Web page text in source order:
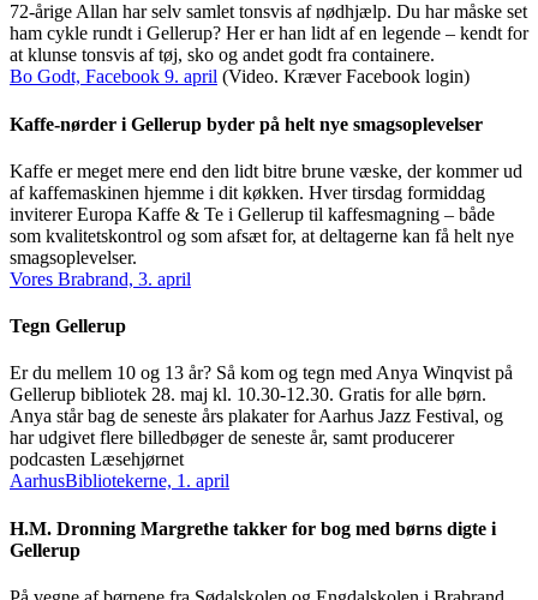
72-årige Allan har selv samlet tonsvis af nødhjælp. Du har måske set
ham cykle rundt i Gellerup? Her er han lidt af en legende – kendt for
at klunse tonsvis af tøj, sko og andet godt fra containere.
Bo Godt, Facebook 9. april (Video. Kræver Facebook login)
Kaffe-nørder i Gellerup byder på helt nye smagsoplevelser
Kaffe er meget mere end den lidt bitre brune væske, der kommer ud
af kaffemaskinen hjemme i dit køkken. Hver tirsdag formiddag
inviterer Europa Kaffe & Te i Gellerup til kaffesmagning – både
som kvalitetskontrol og som afsæt for, at deltagerne kan få helt nye
smagsoplevelser.
Vores Brabrand, 3. april
Tegn Gellerup
Er du mellem 10 og 13 år? Så kom og tegn med Anya Winqvist på
Gellerup bibliotek 28. maj kl. 10.30-12.30. Gratis for alle børn.
Anya står bag de seneste års plakater for Aarhus Jazz Festival, og
har udgivet flere billedbøger de seneste år, samt producerer
podcasten Læsehjørnet
AarhusBibliotekerne, 1. april
H.M. Dronning Margrethe takker for bog med børns digte i
Gellerup